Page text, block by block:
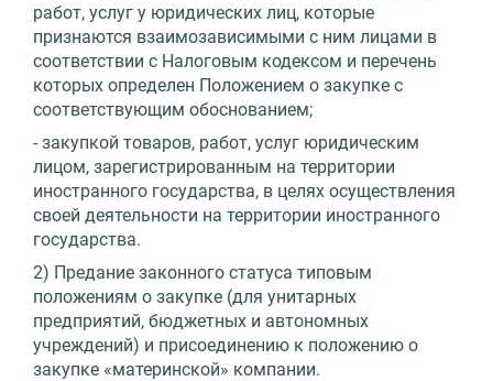
работ, услуг у юридических лиц, которые
признаются взаимозависимыми с ним лицами в
соответствии с Налоговым кодексом и перечень
которых определен Положением о закупке с
соответствующим обоснованием;
- закупкой товаров, работ, услуг юридическим
лицом, зарегистрированным на территории
иностранного государства, в целях осуществления
своей деятельности на территории иностранного
государства.
2) Предание законного статуса типовым
положениям о закупке (для унитарных
предприятий, бюджетных и автономных
учреждений) и присоединению к положению о
закупке «материнской» компании.